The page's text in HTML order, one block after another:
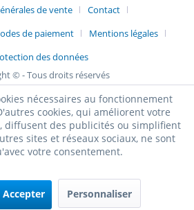
de vente
Contact
de paiement
Mentions légales
des données
© - Tous droits réservés
nécessaires au fonctionnement
cookies, qui améliorent votre
diffusent des publicités ou simplifient
sites et réseaux sociaux, ne sont
votre consentement.
Accepter Personnaliser